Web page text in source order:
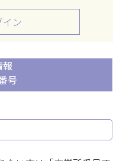
イン
報
号